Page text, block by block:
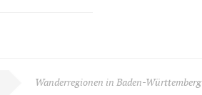
Wanderregionen in Baden-Württemberg